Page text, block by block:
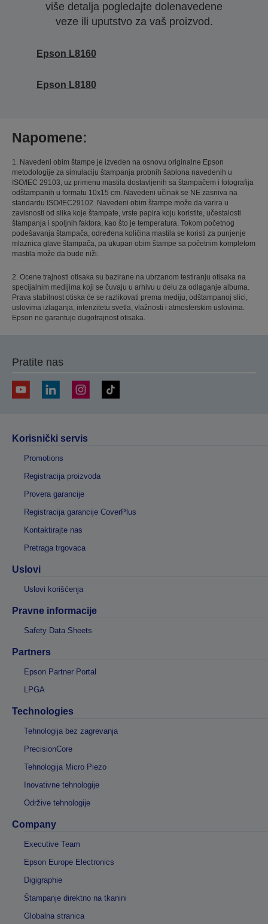
više detalja pogledajte dolenavedene
veze ili uputstvo za vaš proizvod.
Epson L8160
Epson L8180
Napomene:
1. Navedeni obim štampe je izveden na osnovu originalne Epson
metodologije za simulaciju štampanja probnih šablona navedenih u
ISO/IEC 29103, uz primenu mastila dostavljenih sa štampačem i fotografija
odštampanih u formatu 10x15 cm. Navedeni učinak se NE zasniva na
standardu ISO/IEC29102. Navedeni obim štampe može da varira u
zavisnosti od slika koje štampate, vrste papira koju koristite, učestalosti
štampanja i spoljnih faktora, kao što je temperatura. Tokom početnog
podešavanja štampača, određena količina mastila se koristi za punjenje
mlaznica glave štampača, pa ukupan obim štampe sa početnim kompletom
mastila može da bude niži.
2. Ocene trajnosti otisaka su bazirane na ubrzanom testiranju otisaka na
specijalnim medijima koji se čuvaju u arhivu u delu za odlaganje albuma.
Prava stabilnost otiska će se razlikovati prema mediju, odštampanoj slici,
uslovima izlaganja, intenzitetu svetla, vlažnosti i atmosferskim uslovima.
Epson ne garantuje dugotrajnost otisaka.
Pratite nas
Korisnički servis
Promotions
Registracija proizvoda
Provera garancije
Registracija garancije CoverPlus
Kontaktirajte nas
Pretraga trgovaca
Uslovi
Uslovi korišćenja
Pravne informacije
Safety Data Sheets
Partners
Epson Partner Portal
LPGA
Technologies
Tehnologija bez zagrevanja
PrecisionCore
Tehnologija Micro Piezo
Inovativne tehnologije
Održive tehnologije
Company
Executive Team
Epson Europe Electronics
Digigraphie
Štampanje direktno na tkanini
Globalna stranica